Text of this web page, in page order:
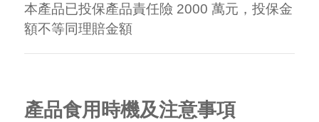
本產品已投保產品責任險 2000 萬元，投保金
額不等同理賠金額
產品食用時機及注意事項